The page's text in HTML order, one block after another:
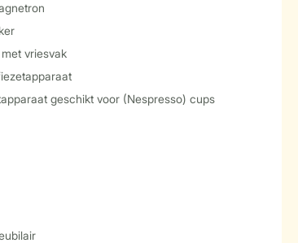
vriesvak
geschikt voor (Nespresso) cups